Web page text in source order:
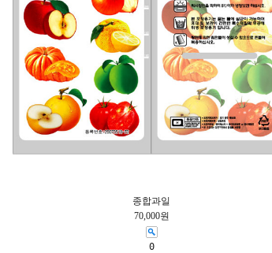
종합과일
70,000원
0